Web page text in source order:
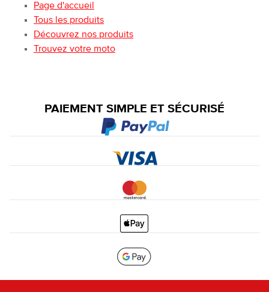
Page d'accueil
Tous les produits
Découvrez nos produits
Trouvez votre moto
PAIEMENT SIMPLE ET SÉCURISÉ